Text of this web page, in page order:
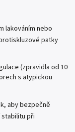
lakováním nebo
patky
(zpravidla od 10
s atypickou
aby bezpečně
při